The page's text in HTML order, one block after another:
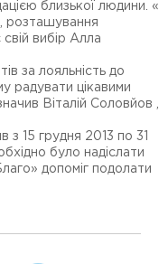
близької людини. «
, розташування
свій вибір Алла
за лояльність до
радувати цікавими
Віталій Соловйов ,
15 грудня 2013 по 31
було надіслати
допоміг подолати